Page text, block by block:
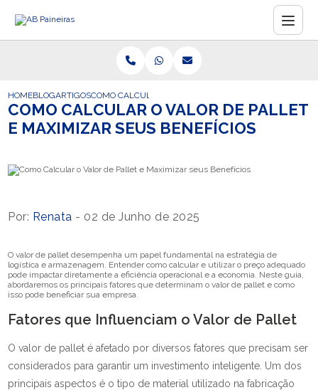
HOMEBLOGARTIGOSCOMO CALCULAR O VALOR DE PALLET E MAXIMIZAR
COMO CALCULAR O VALOR DE PALLET
E MAXIMIZAR SEUS BENEFÍCIOS
Por: Renata - 02 de Junho de 2025
O valor de pallet desempenha um papel fundamental na estratégia de
logística e armazenagem. Entender como calcular e utilizar o preço adequado
pode impactar diretamente a eficiência operacional e a economia. Neste guia,
abordaremos os principais fatores que determinam o valor de pallet e como
isso pode beneficiar sua empresa.
Fatores que Influenciam o Valor de Pallet
O valor de pallet é afetado por diversos fatores que precisam ser
considerados para garantir um investimento inteligente. Um dos
principais aspectos é o tipo de material utilizado na fabricação